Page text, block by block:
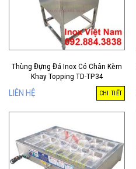
Thùng Đựng Đá Inox Có Chân Kèm
Khay Topping TD-TP34
LIÊN HỆ CHI TIẾT